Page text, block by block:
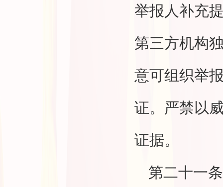
举报人补充
第三方机构
意可组织举
证。严禁以
证据。
第二十一条